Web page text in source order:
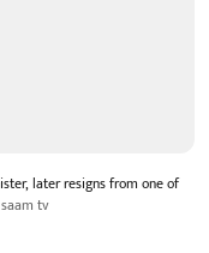
later resigns from one of
saam tv